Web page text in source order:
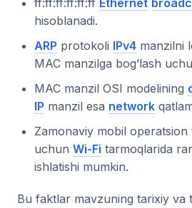
ff:ff:ff:ff:ff:ff Ethernet
hisoblanadi.
ARP protokoli IPv4 manzilni
MAC manzilga bog’lash
MAC manzil OSI modelining
IP manzil esa network
Zamonaviy mobil
uchun Wi-Fi tarmoqlarida
ishlatishi mumkin.
Bu faktlar mavzuning tarixiy va